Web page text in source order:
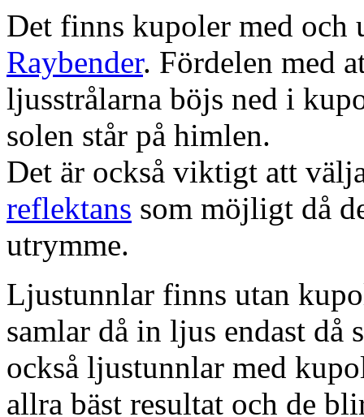
Det finns kupoler med och
Raybender. Fördelen med
ljusstrålarna böjs ned i
solen står på himlen.
Det är också viktigt att
reflektans som möjligt då
utrymme.
Ljustunnlar finns utan
samlar då in ljus endast då
också ljustunnlar med
allra bäst resultat och de